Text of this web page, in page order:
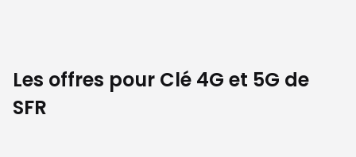
Les offres pour Clé 4G et 5G de
SFR